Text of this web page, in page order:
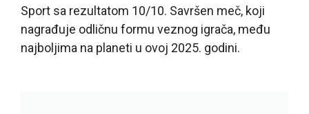
Sport sa rezultatom 10/10. Savršen meč, koji
nagrađuje odličnu formu veznog igrača, među
najboljima na planeti u ovoj 2025. godini.